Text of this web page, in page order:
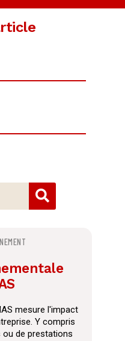
mesure l'impact
Y compris
ou de prestations